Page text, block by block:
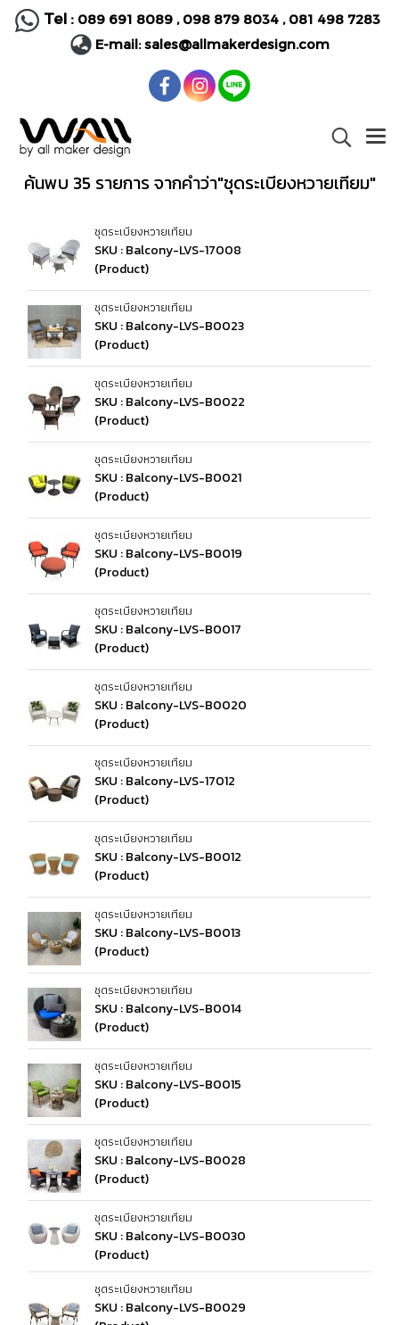
Tel : 089 691 8089, 098 879 8034 , 081 498 7283
E-mail:sales@allmakerdesign.com
ค้นพบ 35 รายการ จากคำว่า"ชุดระเบียงหวายเทียม"
ชุดระเบียงหวายเทียม
SKU : Balcony-LVS-17008
(Product)
ชุดระเบียงหวายเทียม
SKU : Balcony-LVS-B0023
(Product)
ชุดระเบียงหวายเทียม
SKU : Balcony-LVS-B0022
(Product)
ชุดระเบียงหวายเทียม
SKU : Balcony-LVS-B0021
(Product)
ชุดระเบียงหวายเทียม
SKU : Balcony-LVS-B0019
(Product)
ชุดระเบียงหวายเทียม
SKU : Balcony-LVS-B0017
(Product)
ชุดระเบียงหวายเทียม
SKU : Balcony-LVS-B0020
(Product)
ชุดระเบียงหวายเทียม
SKU : Balcony-LVS-17012
(Product)
ชุดระเบียงหวายเทียม
SKU : Balcony-LVS-B0012
(Product)
ชุดระเบียงหวายเทียม
SKU : Balcony-LVS-B0013
(Product)
ชุดระเบียงหวายเทียม
SKU : Balcony-LVS-B0014
(Product)
ชุดระเบียงหวายเทียม
SKU : Balcony-LVS-B0015
(Product)
ชุดระเบียงหวายเทียม
SKU : Balcony-LVS-B0028
(Product)
ชุดระเบียงหวายเทียม
SKU : Balcony-LVS-B0030
(Product)
ชุดระเบียงหวายเทียม
SKU : Balcony-LVS-B0029